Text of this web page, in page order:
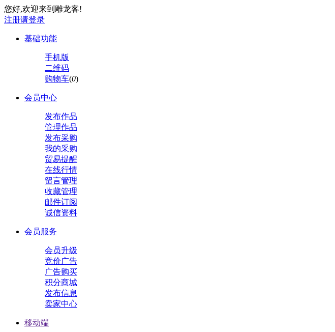
您好,欢迎来到雕龙客!
注册请登录
基础功能
手机版
二维码
购物车(0)
会员中心
发布作品
管理作品
发布采购
我的采购
贸易提醒
在线行情
留言管理
收藏管理
邮件订阅
诚信资料
会员服务
会员升级
竞价广告
广告购买
积分商城
发布信息
卖家中心
移动端